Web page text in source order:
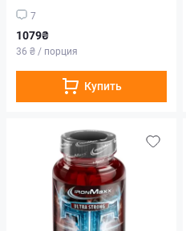
7
1079₴
36 ₴ / порция
Купить